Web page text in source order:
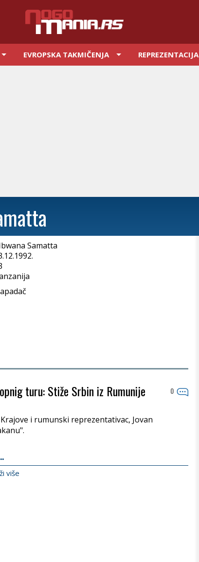
EVROPSKA TAKMIČENJA REPREZENTACIJA
Samatta
0
turu: Stiže Srbin iz Rumunije
i rumunski reprezentativac, Jovan
više